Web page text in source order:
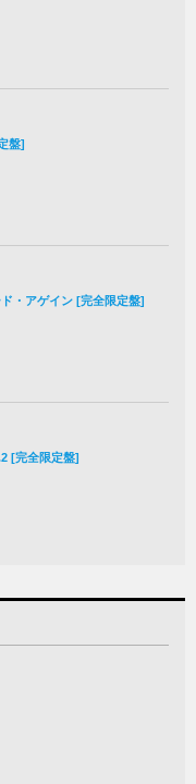
盤]
・アゲイン [完全限定盤]
[完全限定盤]